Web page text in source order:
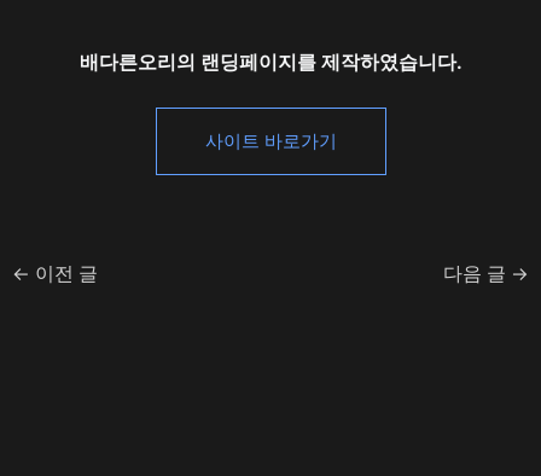
배다른오리의 랜딩페이지를 제작하였습니다.
사이트 바로가기
← 이전 글 다음 글 →